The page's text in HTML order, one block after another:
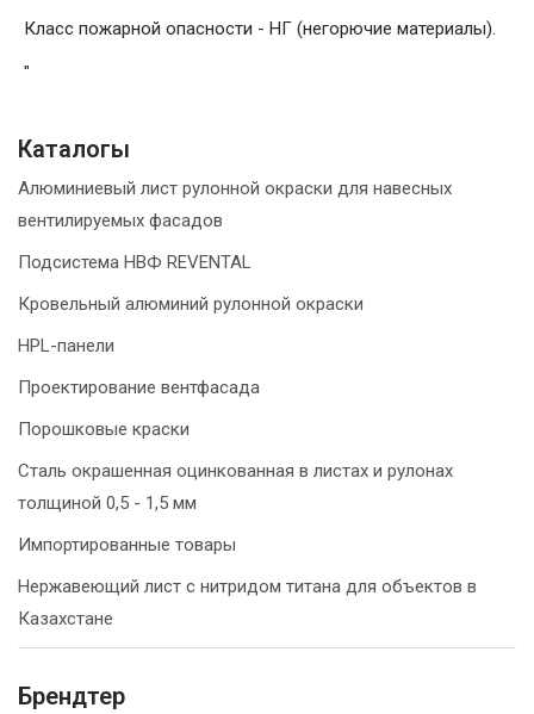
Класс пожарной опасности - НГ (негорючие материалы).
"
Каталогы
Алюминиевый лист рулонной окраски для навесных
вентилируемых фасадов
Подсистема НВФ REVENTAL
Кровельный алюминий рулонной окраски
HPL-панели
Проектирование вентфасада
Порошковые краски
Сталь окрашенная оцинкованная в листах и рулонах
толщиной 0,5 - 1,5 мм
Импортированные товары
Нержавеющий лист с нитридом титана для объектов в
Казахстане
Брендтер